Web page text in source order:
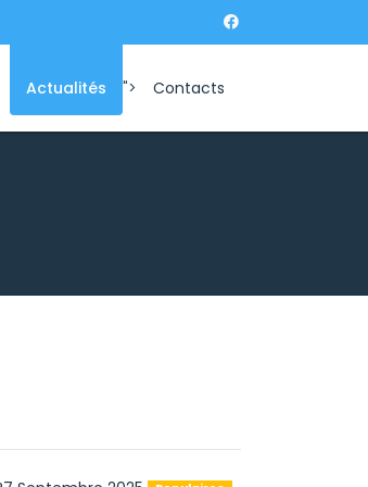
Actualités "> Contacts